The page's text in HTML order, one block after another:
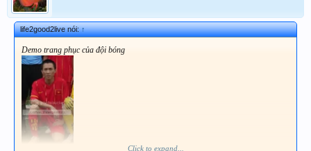
life2good2live nói:↑
Demo trang phục của đội bóng
Click to expand...